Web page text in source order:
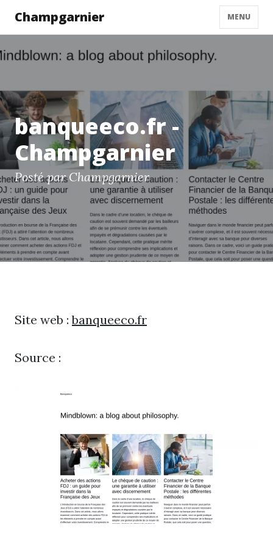
Champgarnier MENU
banqueeco.fr -
Champgarnier
Posté par Champgarnier
Site web :banqueeco.fr
Source :